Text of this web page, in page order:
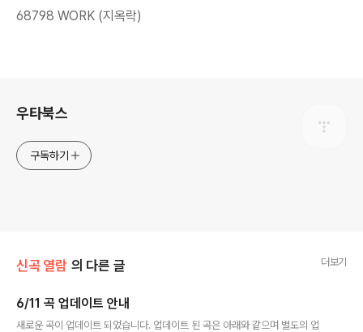
68798 WORK (지옥락)
우타북스
구독하기
신곡 열람 의 다른 글 더보기
6/11 곡 업데이트 안내
새로운 곡이 업데이트 되었습니다. 업데이트 된 곡은 아래와 같으며 별도의 업